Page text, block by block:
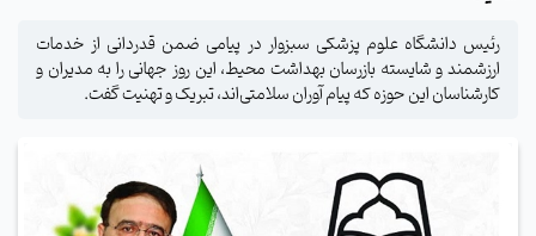
رئیس دانشگاه علوم پزشکی سبزوار در پیامی ضمن قدردانی از خدمات
ارزشمند و شایسته بازرسان بهداشت محیط، این روز جهانی را به مدیران و
کارشناسان این حوزه که پیام آوران سلامتی‌اند، تبریک و تهنیت گفت.